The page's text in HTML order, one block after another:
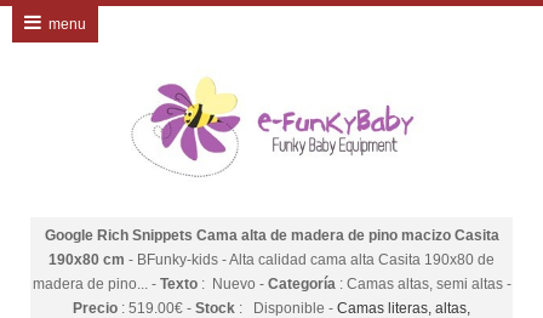
Google Rich Snippets Cama alta de madera de pino macizo Casita
190x80 cm - BFunky-kids -Alta calidad cama alta Casita 190x80 de
madera de pino...- Texto: Nuevo - Categoría: Camas altas, semi altas-
Precio : 519.00€ - Stock : Disponible - Camas literas, altas,
menu